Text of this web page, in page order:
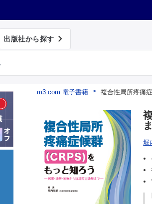
出版社から探す 
m3.com 電子書籍 複合性局所疼痛
堀